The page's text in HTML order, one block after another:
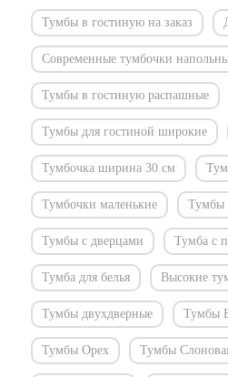
Тумбы в гостиную на заказ
Современные тумбочки
Тумбы в гостиную распашные
Тумбы для гостиной широкие
Тумбочка ширина 30 см
Тумбочки маленькие Тумбы
Тумбы с дверцами Тумба с
Тумба для белья Высокие
Тумбы двухдверные Тумбы
Тумбы Орех Тумбы